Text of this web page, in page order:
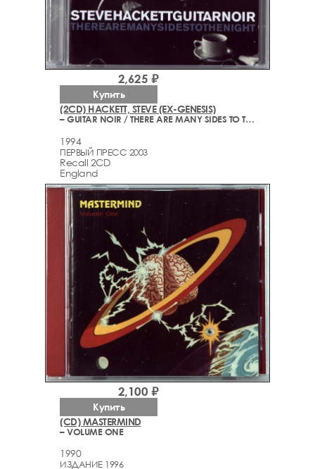
(2CD) HACKETT, STEVE (EX-GENESIS)
– GUITAR NOIR / THERE ARE MANY SIDES TO THE NIGHT (1993-1994)
1994
ПЕРВЫЙ ПРЕСС 2003
Recall 2CD
England
2,625 ₽
Купить
(CD) MASTERMIND
– VOLUME ONE
1990
ИЗДАНИЕ 1996
2,100 ₽
Купить